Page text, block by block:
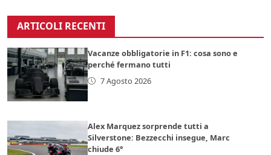
ARTICOLI RECENTI
Vacanze obbligatorie in F1: cosa sono e
perché fermano tutti
7 Agosto 2026
Alex Marquez sorprende tutti a
Silverstone: Bezzecchi insegue, Marc
chiude 6°